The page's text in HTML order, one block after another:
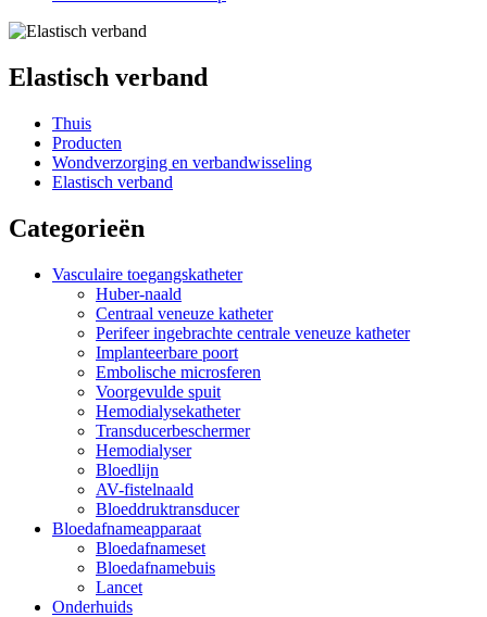
Elastisch verband
Thuis
Producten
Wondverzorging en verbandwisseling
Elastisch verband
Categorieën
Vasculaire toegangskatheter
Huber-naald
Centraal veneuze katheter
Perifeer ingebrachte centrale veneuze katheter
Implanteerbare poort
Embolische microsferen
Voorgevulde spuit
Hemodialysekatheter
Transducerbeschermer
Hemodialyser
Bloedlijn
AV-fistelnaald
Bloeddruktransducer
Bloedafnameapparaat
Bloedafnameset
Bloedafnamebuis
Lancet
Onderhuids